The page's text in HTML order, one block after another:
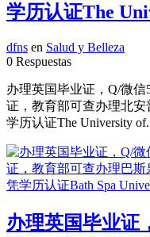
学历认证The
dfns en Salud y Belleza
0 Respuestas
办理英国毕业证，Q/微信
证，教育部可查办理北
学历认证The University
办理英国毕业证